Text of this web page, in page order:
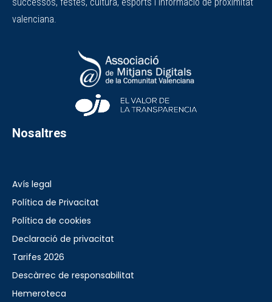
valenciana.
Nosaltres
Avís legal
Política de Privacitat
Política de cookies
Declaració de privacitat
Tarifes 2026
Descàrrec de responsabilitat
Hemeroteca